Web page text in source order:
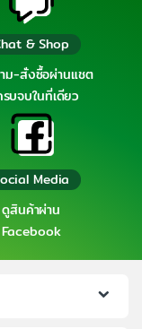
& Shop
ม-สั่งซื้อผ่านแชต
บจบในที่เดียว
Media
ดูสินค้าผ่าน
Facebook